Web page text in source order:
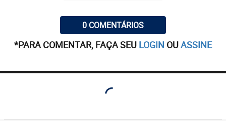
0 COMENTÁRIOS
*PARA COMENTAR, FAÇA SEU LOGIN OUASSINE